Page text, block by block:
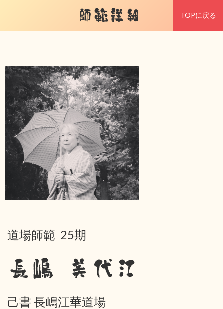
師範詳細 TOPに戻る
道場師範 25期
長嶋 美代江
己書 長嶋江華道場